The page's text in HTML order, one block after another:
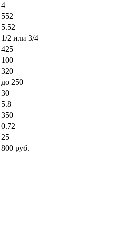
4
552
5.52
1/2 или 3/4
425
100
320
до 250
30
5.8
350
0.72
25
800 руб.